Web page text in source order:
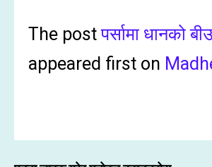
The postपर्सामा धानको
appeared first on